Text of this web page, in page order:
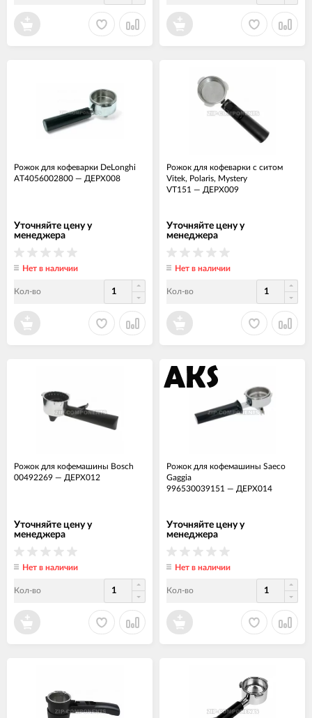
Рожок для кофеварки DeLonghi
AT4056002800 — ДЕРХ008
Уточняйте цену у
менеджера
Нет в наличии
Кол-во
Рожок для кофеварки с ситом
Vitek, Polaris, Mystery
VT151 — ДЕРХ009
Уточняйте цену у
менеджера
Нет в наличии
Кол-во
Рожок для кофемашины Bosch
00492269 — ДЕРХ012
Уточняйте цену у
менеджера
Нет в наличии
Кол-во
Рожок для кофемашины Saeco
Gaggia
996530039151 — ДЕРХ014
Уточняйте цену у
менеджера
Нет в наличии
Кол-во